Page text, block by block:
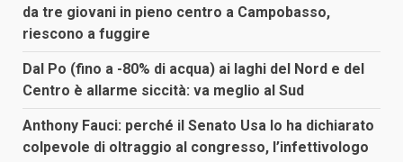
da tre giovani in pieno centro a Campobasso,
riescono a fuggire
Dal Po (fino a -80% di acqua) ai laghi del Nord e del
Centro è allarme siccità: va meglio al Sud
Anthony Fauci: perché il Senato Usa lo ha dichiarato
colpevole di oltraggio al congresso, l’infettivologo